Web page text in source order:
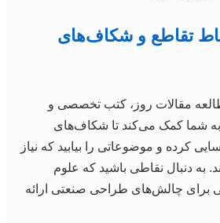
تقاطع و شکاف‌های
مقالات روز، کتب تخصصی و
شما کمک می‌کند تا شکاف‌های
کرده و موضوعاتی را بیابید که نیاز
به دنبال نقاطی باشید که علوم
برای چالش‌های طراحی صنعتی ارائه